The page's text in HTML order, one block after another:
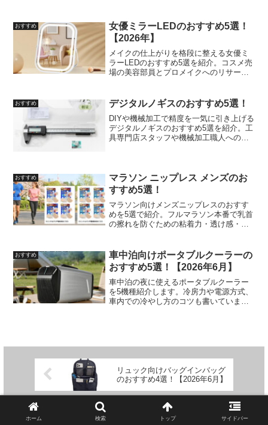
おすすめ
女優ミラーLEDのおすすめ5選！
【2026年】
メイクの仕上がりを格段に整える女優ミ
ラーLEDのおすすめ5選を紹介。コスメ売
場の美容部員とプロメイクへのリサーチ
おすすめ デジタルノギスのおすすめ5選！
DIYや機械加工で精度を一気に引き上げる
デジタルノギスのおすすめ5選を紹介。工
具専門店スタッフや機械加工職人へのリ
おすすめ
マラソン ニップレス メンズのお
すすめ5選！
マラソン向けメンズニップレスのおすす
めを5選で紹介。フルマラソン本番で乳首
の擦れを防ぐための粘着力・透け感・コ
おすすめ
車中泊向けポータブルクーラーの
おすすめ5選！【2026年6月】
車中泊の夜に使えるポータブルクーラー
を5機種紹介します。冷房力や電源方式、
車内での冷やし方のコツも書いていま
リュック向けバッグインバッグ
のおすすめ4選！【2026年6月】
車中泊向けポータブルクーラー
のおすすめ5選！【2026年6月】
ホーム 検索 トップ サイドバー